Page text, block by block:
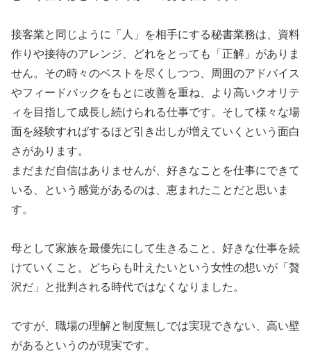
接客業と同じように「人」を相手にする秘書業務は、資料
作りや接待のアレンジ、どれをとっても「正解」がありま
せん。その時々のベストを尽くしつつ、周囲のアドバイス
やフィードバックをもとに改善を重ね、より高いクオリテ
ィを目指して成長し続けられる仕事です。そして様々な場
面を経験すればするほど引き出しが増えていくという面白
さがあります。
まだまだ自信はありませんが、好きなことを仕事にできて
いる、という感覚があるのは、恵まれたことだと思いま
す。
母として家族を最優先にして生きること、好きな仕事を続
けていくこと。どちらも叶えたいという女性の想いが「贅
沢だ」と批判される時代ではなくなりました。
ですが、職場の理解と制度無しでは実現できない、高い壁
があるというのが現実です。